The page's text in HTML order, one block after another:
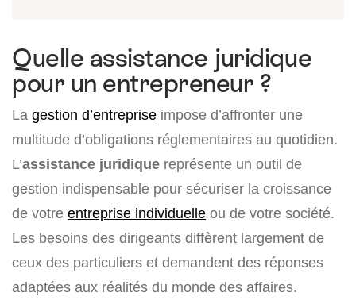
Quelle assistance juridique
pour un entrepreneur ?
La gestion d’entreprise impose d’affronter une
multitude d’obligations réglementaires au quotidien.
L’assistance juridique représente un outil de
gestion indispensable pour sécuriser la croissance
de votre entreprise individuelle ou de votre société.
Les besoins des dirigeants diffèrent largement de
ceux des particuliers et demandent des réponses
adaptées aux réalités du monde des affaires.